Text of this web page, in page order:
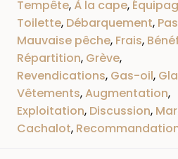
Tempête, À la cape,
Toilette, Débarquement,
Mauvaise pêche, Frais,
Répartition, Grève,
Revendications, Gas-oil,
Vêtements,Augmentation,
Exploitation, Discussion,
Cachalot,